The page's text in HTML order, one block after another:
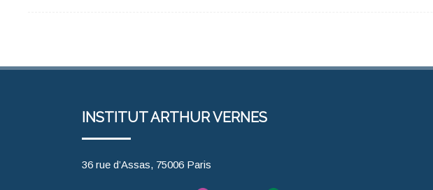
INSTITUT ARTHUR VERNES
36 rue d’Assas, 75006 Paris